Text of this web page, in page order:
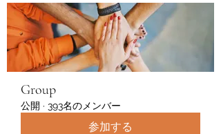
Group
公開 · 393名のメンバー
参加する